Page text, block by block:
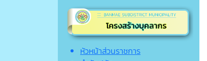
หัวหน้าส่วนราชการ